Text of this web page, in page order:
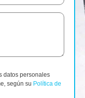
datos personales
según su Política de